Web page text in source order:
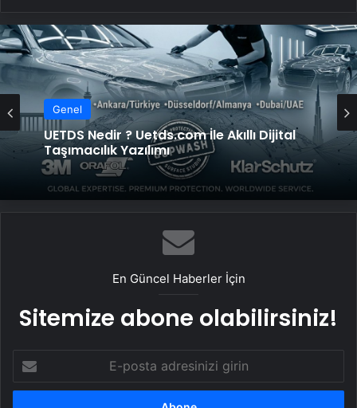
Genel
UETDS Nedir ? Uetds.com İle Akıllı Dijital
Taşımacılık Yazılımı
En Güncel Haberler İçin
Sitemize abone olabilirsiniz!
posta
adresinizi